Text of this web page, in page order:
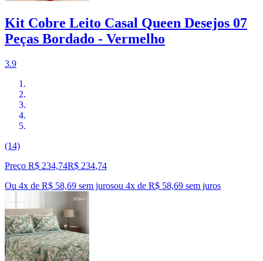
Kit Cobre Leito Casal Queen Desejos 07
Peças Bordado - Vermelho
3.9
(14)
Preço R$ 234,74R$ 234,74
Ou 4x de R$ 58,69 sem jurosou 4x de R$ 58,69 sem juros